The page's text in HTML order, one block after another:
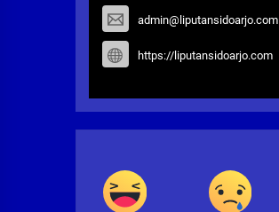
admin@liputansidoarjo.com
https://liputansidoarjo.com